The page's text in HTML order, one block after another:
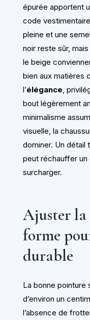
épurée apportent
code
pleine et une
noir reste sûr,
le beige
bien aux matières
l’élégance ,
bout légèrement
minimalisme
visuelle, la
dominer. Un détail
peut réchauffer un
surcharger.
Ajuster
forme
durable
La bonne pointure
d’environ un
l’absence de